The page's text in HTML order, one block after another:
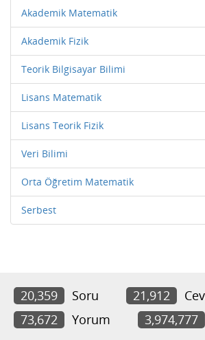
Akademik Matematik
Akademik Fizik
Teorik Bilgisayar Bilimi
Lisans Matematik
Lisans Teorik Fizik
Veri Bilimi
Orta Öğretim Matematik
Serbest
20,359 Soru 21,912
73,672
Yorum 3,974,777